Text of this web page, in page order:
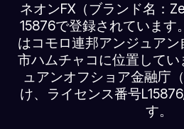
ネオンFX（ブランド名：
15876で登録されています
はコモロ連邦アンジュア
市ハムチャコに位置して
ュアンオフショア金融庁
け、ライセンス番号
す。